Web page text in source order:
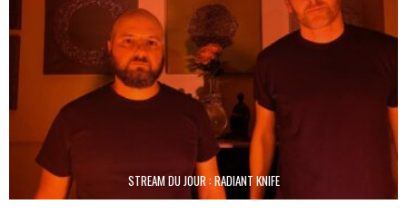
STREAM DU JOUR : RADIANT KNIFE